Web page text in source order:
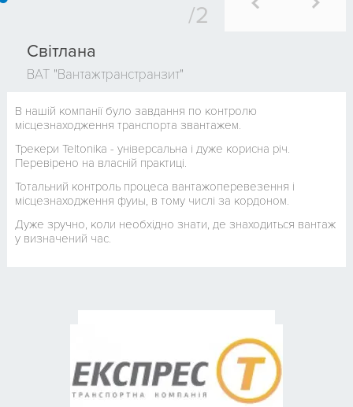
Світлана
ВАТ "Вантажтранстранзит"
В нашій компанії було завдання по контролю
місцезнаходження транспорта звантажем.
Трекери Teltonika - універсальна і дуже корисна річ.
Перевірено на власній практиці.
Тотальний контроль процеса вантажоперевезення і
місцезнаходження фуиы, в тому числі за кордоном.
Дуже зручно, коли необхідно знати, де знаходиться вантаж
у визначений час.